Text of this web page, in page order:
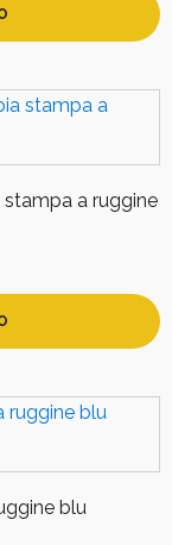
a ruggine
blu